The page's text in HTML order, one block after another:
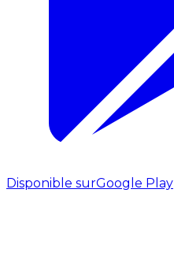
Disponible surGoogle Play